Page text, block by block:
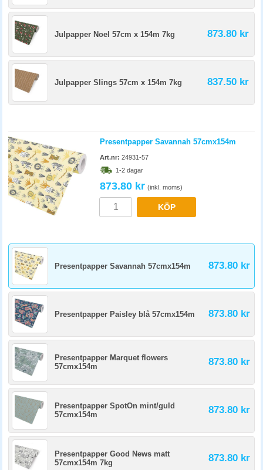
Julpapper Noel 57cm x 154m 7kg 873.80 kr
Julpapper Slings 57cm x 154m 7kg 837.50 kr
Presentpapper Savannah 57cmx154m
Art.nr: 24931-57
1-2 dagar
873.80 kr (inkl. moms)
KÖP
Presentpapper Savannah 57cmx154m 873.80 kr
Presentpapper Paisley blå 57cmx154m 873.80 kr
Presentpapper Marquet flowers
57cmx154m
873.80 kr
Presentpapper SpotOn mint/guld
57cmx154m
873.80 kr
Presentpapper Good News matt
57cmx154m 7kg
873.80 kr